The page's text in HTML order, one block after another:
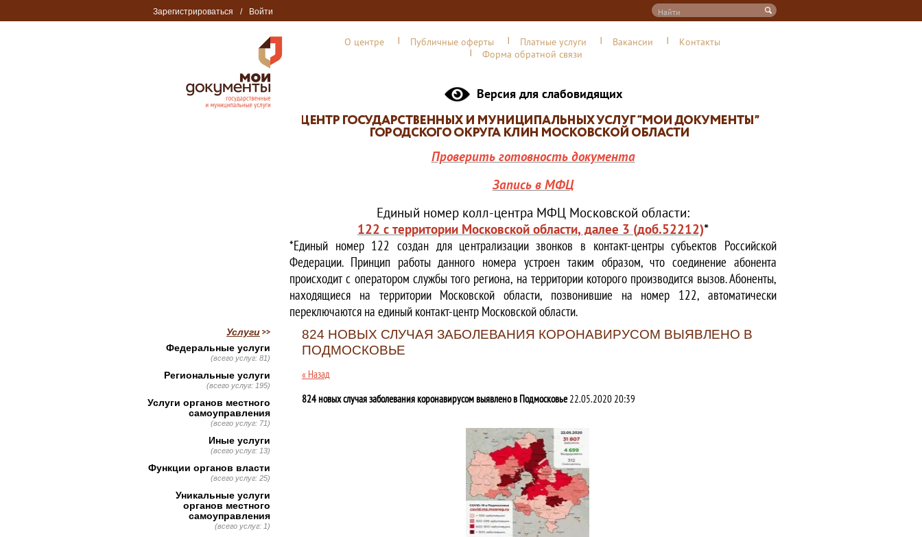
Зарегистрироваться / Войти
О центре Публичные оферты Платные услуги Вакансии
Контакты
Форма обратной связи
Версия для слабовидящих
Проверить готовность документа
Запись в МФЦ
Единый номер колл-центра МФЦ Московской области:
122 с территории Московской области, далее 3 (доб.52212)*
*Единый номер 122 создан для централизации звонков в контакт-центры субъектов Российской
Федерации. Принцип работы данного номера устроен таким образом, что соединение абонента
происходит с оператором службы того региона, на территории которого производится вызов. Абоненты,
находящиеся на территории Московской области, позвонившие на номер 122, автоматически
переключаются на единый контакт-центр Московской области.
824 НОВЫХ СЛУЧАЯ ЗАБОЛЕВАНИЯ КОРОНАВИРУСОМ ВЫЯВЛЕНО В
ПОДМОСКОВЬЕ
« Назад
824 новых случая заболевания коронавирусом выявлено в Подмосковье22.05.2020 20:39
Услуги
Федеральные услуги
(всего услуг: 81)
Региональные услуги
(всего услуг: 195)
Услуги органов местного
самоуправления
(всего услуг: 71)
Иные услуги
(всего услуг: 13)
Функции органов власти
(всего услуг: 25)
Уникальные услуги
органов местного
самоуправления
(всего услуг: 1)